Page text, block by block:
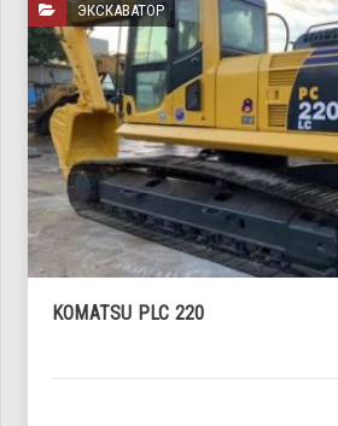
ЭКСКАВАТОР
KOMATSU PLC 220